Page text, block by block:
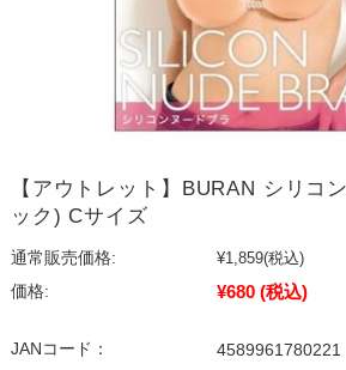
【アウトレット】BURAN シリコ
ック) Cサイズ
通常販売価格: ¥1,859(税込)
価格:
¥680 (税込)
JANコード：
4589961780221